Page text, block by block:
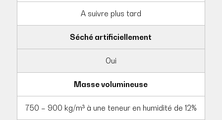
A suivre plus tard
Séché artificiellement
Oui
Masse volumineuse
750 – 900 kg/m³ à une teneur en humidité de 12%